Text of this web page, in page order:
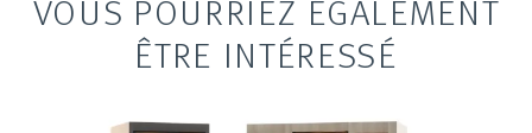
ÊTRE INTÉRESSÉ